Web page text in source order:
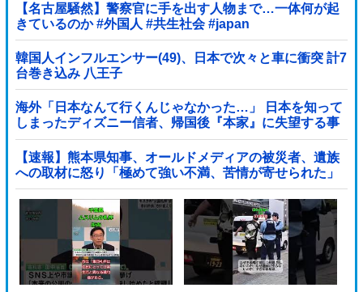
【名古屋騒然】警察官に手を出す人物まで…一体何が起
きているのか #外国人 #共生社会 #japan
韓国人インフルエンサー(49)、日本で次々と車に衝突 計7
台巻き込み 八王子
海外「日本なんて行くんじゃなかった…」 日本を知って
しまったディズニー信者、帰国後『本家』に失望する事
態に
【速報】熊本県知事、オールドメディアの被災者、遺族
への取材に怒り「極めて強い不満、苦情が寄せられた」
他